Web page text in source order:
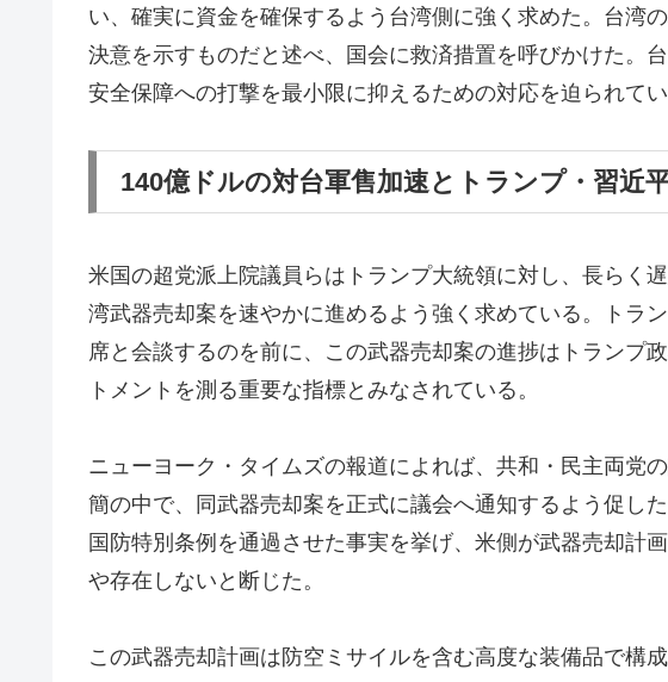
い、確実に資金を確保するよう台湾側に強く求めた。台湾
決意を示すものだと述べ、国会に救済措置を呼びかけた。
安全保障への打撃を最小限に抑えるための対応を迫られてい
140億ドルの対台軍售加速とトランプ・習近
米国の超党派上院議員らはトランプ大統領に対し、長らく
湾武器売却案を速やかに進めるよう強く求めている。トラ
席と会談するのを前に、この武器売却案の進捗はトランプ
トメントを測る重要な指標とみなされている。
ニューヨーク・タイムズの報道によれば、共和・民主両党
簡の中で、同武器売却案を正式に議会へ通知するよう促し
国防特別条例を通過させた事実を挙げ、米側が武器売却計
や存在しないと断じた。
この武器売却計画は防空ミサイルを含む高度な装備品で構